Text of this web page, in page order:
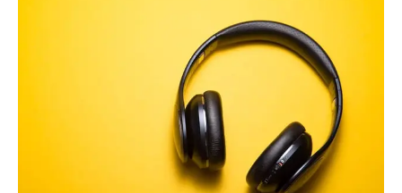
How Music Charts
Vídeos de Treinamento
Make Music Equal
Artist Resources